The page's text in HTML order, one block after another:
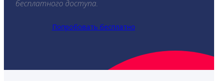
бесплатного доступа.
Попробовать бесплатно